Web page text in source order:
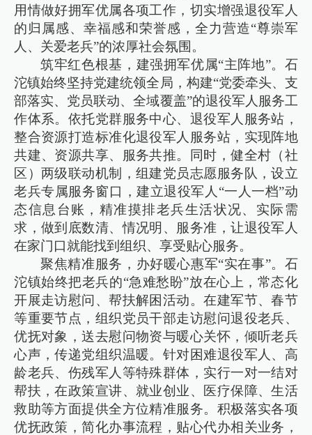
用情做好拥军优属各项工作，切实增强退役军人
的归属感、幸福感和荣誉感，全力营造“尊崇军
人、关爱老兵”的浓厚社会氛围。
筑牢红色根基，建强拥军优属“主阵地”。石
沱镇始终坚持党建统领全局，构建“党委牵头、支
部落实、党员联动、全域覆盖”的退役军人服务工
作体系。依托党群服务中心、退役军人服务站，
整合资源打造标准化退役军人服务站，实现阵地
共建、资源共享、服务共推。同时，健全村（社
区）两级联动机制，组建党员志愿服务队，设立
老兵专属服务窗口，建立退役军人“一人一档”动
态信息台账，精准摸排老兵生活状况、实际需
求，做到底数清、情况明、服务准，让退役军人
在家门口就能找到组织、享受贴心服务。
聚焦精准服务，办好暖心惠军“实在事”。石
沱镇始终把老兵的“急难愁盼”放在心上，常态化
开展走访慰问、帮扶解困活动。在建军节、春节
等重要节点，组织党员干部走访慰问退役老兵、
优抚对象，送去慰问物资与暖心关怀，倾听老兵
心声，传递党组织温暖。针对困难退役军人、高
龄老兵、伤残军人等特殊群体，实行一对一结对
帮扶，在政策宣讲、就业创业、医疗保障、生活
救助等方面提供全方位精准服务。积极落实各项
优抚政策，简化办事流程，贴心代办相关业务，